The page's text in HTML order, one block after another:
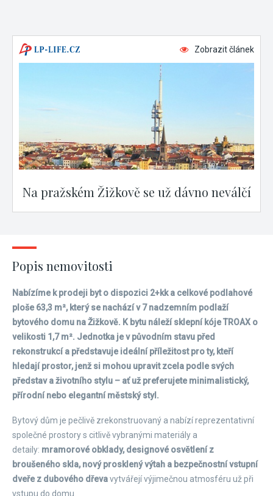
Zobrazit článek
Na pražském Žižkově se už dávno neválčí
Popis nemovitosti
Nabízíme k prodeji byt o dispozici 2+kk a celkové podlahové
ploše 63,3 m², který se nachází v 7 nadzemním podlaží
bytového domu na Žižkově. K bytu náleží sklepní kóje TROAX o
velikosti 1,7 m². Jednotka je v původním stavu před
rekonstrukcí a představuje ideální příležitost pro ty, kteří
hledají prostor, jenž si mohou upravit zcela podle svých
představ a životního stylu – ať už preferujete minimalistický,
přírodní nebo elegantní městský styl.
Bytový dům je pečlivě zrekonstruovaný a nabízí reprezentativní
společné prostory s citlivě vybranými materiály a
detaily: mramorové obklady, designové osvětlení z
broušeného skla, nový prosklený výtah a bezpečnostní vstupní
dveře z dubového dřevavytvářejí výjimečnou atmosféru už při
vstupu do domu.